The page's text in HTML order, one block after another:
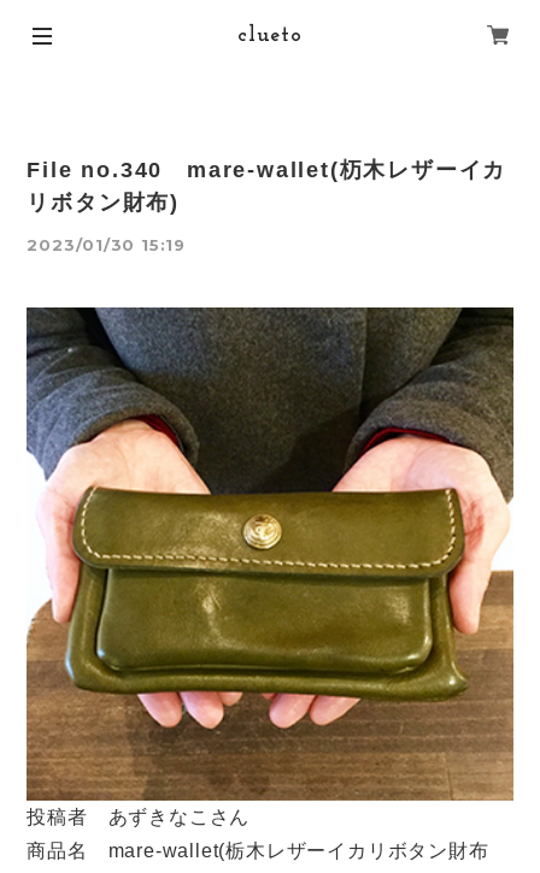
clueto
File no.340 mare-wallet(杤木レザーイカ
リボタン財布)
2023/01/30 15:19
投稿者 あずきなこさん
商品名 mare-wallet(栃木レザーイカリボタン財布